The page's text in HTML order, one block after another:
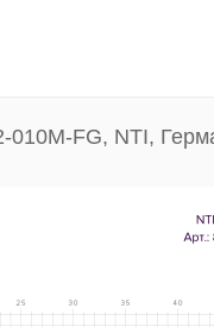
010M-FG, NTI,